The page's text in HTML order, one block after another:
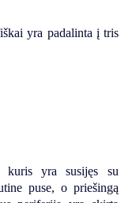
yra padalinta į tris
kuris yra susijęs su
puse, o priešingą